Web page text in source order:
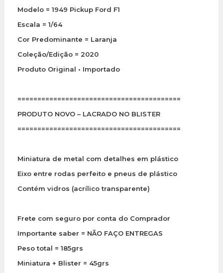
Modelo = 1949 Pickup Ford F1
Escala = 1/64
Cor Predominante = Laranja
Coleção/Edição = 2020
Produto Original • Importado
=========================================
PRODUTO NOVO – LACRADO NO BLISTER
=========================================
Miniatura de metal com detalhes em plástico
Eixo entre rodas perfeito e pneus de plástico
Contém vidros (acrílico transparente)
Frete com seguro por conta do Comprador
Importante saber = NÃO FAÇO ENTREGAS
Peso total = 185grs
Miniatura + Blister = 45grs